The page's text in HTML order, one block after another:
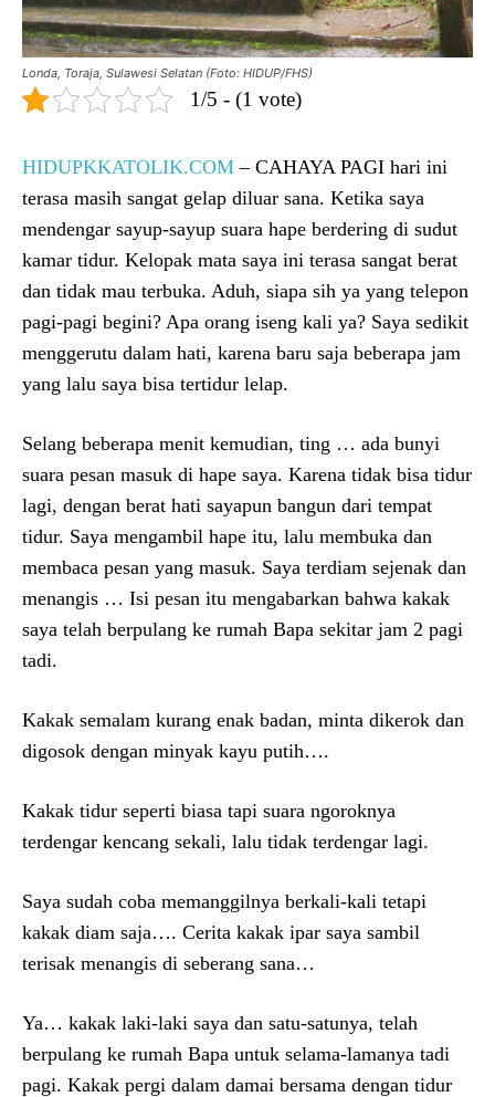
Londa, Toraja, Sulawesi Selatan (Foto: HIDUP/FHS)
1/5 - (1 vote)
HIDUPKKATOLIK.COM – CAHAYA PAGI hari ini
terasa masih sangat gelap diluar sana. Ketika saya
mendengar sayup-sayup suara hape berdering di sudut
kamar tidur. Kelopak mata saya ini terasa sangat berat
dan tidak mau terbuka. Aduh, siapa sih ya yang telepon
pagi-pagi begini? Apa orang iseng kali ya? Saya sedikit
menggerutu dalam hati, karena baru saja beberapa jam
yang lalu saya bisa tertidur lelap.
Selang beberapa menit kemudian, ting … ada bunyi
suara pesan masuk di hape saya. Karena tidak bisa tidur
lagi, dengan berat hati sayapun bangun dari tempat
tidur. Saya mengambil hape itu, lalu membuka dan
membaca pesan yang masuk. Saya terdiam sejenak dan
menangis … Isi pesan itu mengabarkan bahwa kakak
saya telah berpulang ke rumah Bapa sekitar jam 2 pagi
tadi.
Kakak semalam kurang enak badan, minta dikerok dan
digosok dengan minyak kayu putih….
Kakak tidur seperti biasa tapi suara ngoroknya
terdengar kencang sekali, lalu tidak terdengar lagi.
Saya sudah coba memanggilnya berkali-kali tetapi
kakak diam saja…. Cerita kakak ipar saya sambil
terisak menangis di seberang sana…
Ya… kakak laki-laki saya dan satu-satunya, telah
berpulang ke rumah Bapa untuk selama-lamanya tadi
pagi. Kakak pergi dalam damai bersama dengan tidur